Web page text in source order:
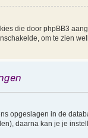
die door phpBB3
om te zien
opgeslagen in de
daarna kan je je